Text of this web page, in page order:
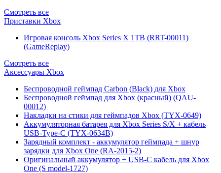
Смотреть все
Приставки Xbox
Игровая консоль Xbox Series X 1TB (RRT-00011)
(GameReplay)
Смотреть все
Аксессуары Xbox
Беспроводной геймпад Carbon (Black) для Xbox
Беспроводной геймпад для Xbox (красный) (QAU-
00012)
Накладки на стики для геймпадов Xbox (TYX-0649)
Аккумуляторная батарея для Xbox Series S/X + кабель
USB-Type-C (TYX-0634B)
Зарядный комплект - аккумулятор геймпада + шнур
зарядки для Xbox One (RA-2015-2)
Оригинальный аккумулятор + USB-C кабель для Xbox
One (S model-1727)